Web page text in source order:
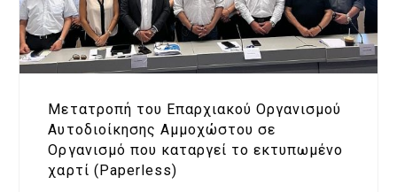
Μετατροπή του Επαρχιακού Οργανισμού
Αυτοδιοίκησης Αμμοχώστου σε
Οργανισμό που καταργεί το εκτυπωμένο
χαρτί (Paperless)